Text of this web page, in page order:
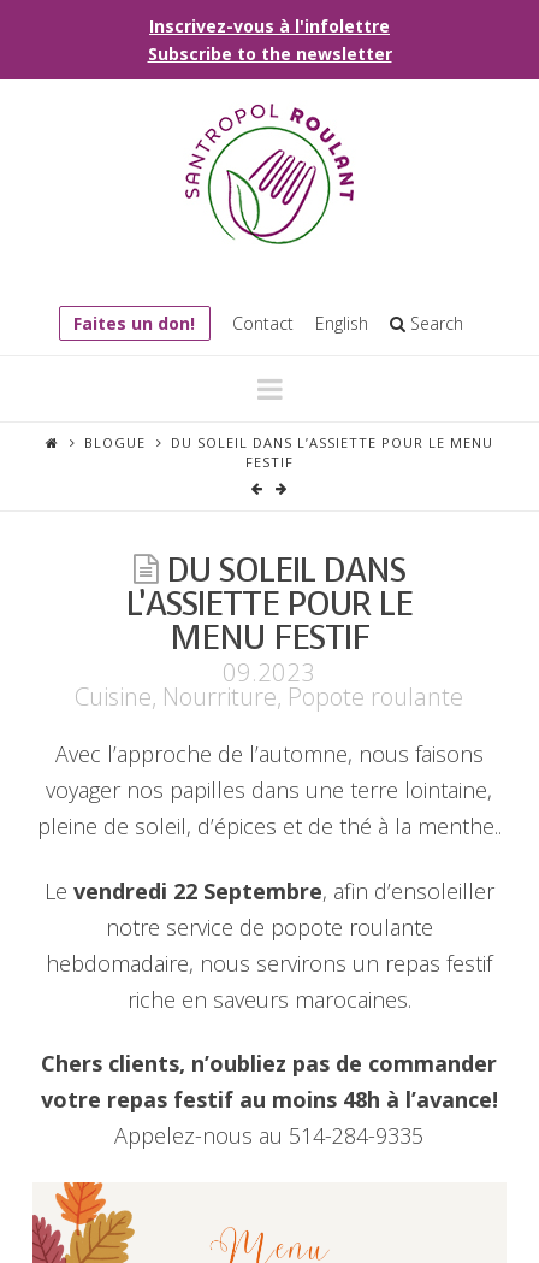
Inscrivez-vous à l'infolettre
Subscribe to the newsletter
Faites un don! Contact English Search
Navigation
BLOGUE
DU SOLEIL DANS L’ASSIETTE POUR LE MENU
FESTIF
DU SOLEIL DANS
L’ASSIETTE POUR LE
MENU FESTIF
09.2023
Cuisine, Nourriture, Popote roulante
Avec l’approche de l’automne, nous faisons
voyager nos papilles dans une terre lointaine,
pleine de soleil, d’épices et de thé à la menthe..
Le vendredi 22 Septembre, afin d’ensoleiller
notre service de popote roulante
hebdomadaire, nous servirons un repas festif
riche en saveurs marocaines.
Chers clients, n’oubliez pas de commander
votre repas festif au moins 48h à l’avance!
Appelez-nous au 514-284-9335